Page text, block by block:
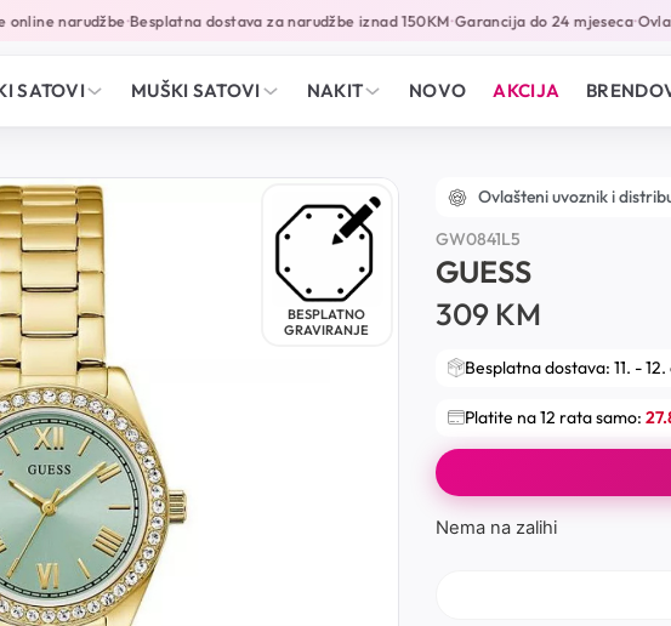
narudžbe•Besplatna dostava za narudžbe iznad 150KM•Garancija do 24 mjeseca•
SATOVI MUŠKI SATOVI NAKIT NOVO AKCIJA
BESPLATNO
GRAVIRANJE
Ovlašteni uvoznik i
GW0841L5
GUESS
309 KM
Besplatna dostava: 11. -
Platite na 12 rata samo:
Nema na zalihi